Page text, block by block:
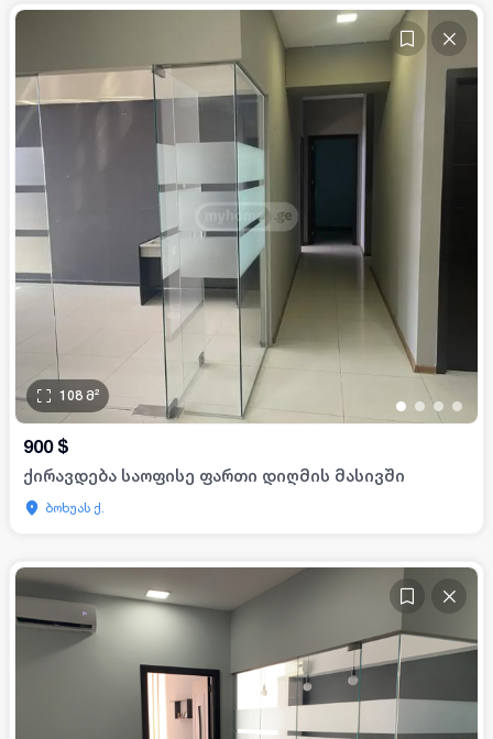
• • • •
108 მ²
900 $
ქირავდება საოფისე ფართი დიღმის მასივში
ბოხუას ქ.